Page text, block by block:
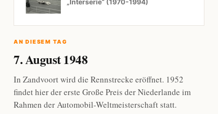
„Interserie“ (1970-1994)
AN DIESEM TAG
7. August 1948
In Zandvoort wird die Rennstrecke eröffnet. 1952
findet hier der erste Große Preis der Niederlande im
Rahmen der Automobil-Weltmeisterschaft statt.